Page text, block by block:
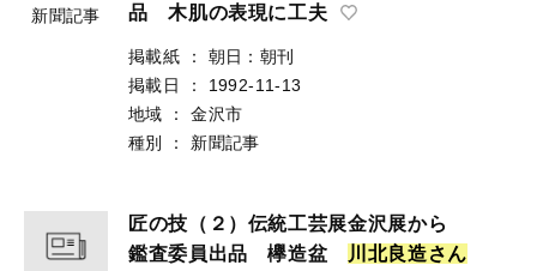
新聞記事
品 木肌の表現に工夫
掲載紙 ：
朝日：朝刊
掲載日
：
1992-11-13
地域
：
金沢市
種別
： 新聞記事
匠の技（２）伝統工芸展金沢展から
鑑査委員出品 欅造盆
川 北 良造さ ん